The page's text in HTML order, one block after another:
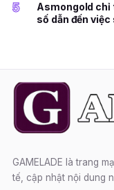
5
Asmongold chỉ
số dẫn đến
GAMELADE là trang
tế, cập nhật nội dung